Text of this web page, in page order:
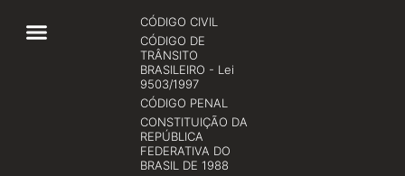
CÓDIGO CIVIL
CÓDIGO DE
TRÂNSITO
BRASILEIRO - Lei
9503/1997
CÓDIGO PENAL
CONSTITUIÇÃO DA
REPÚBLICA
FEDERATIVA DO
BRASIL DE 1988